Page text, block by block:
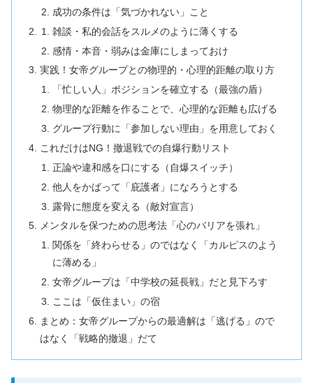
成功の条件は「気づかれない」こと
雑談・私的会話をスルメのように薄くする
感情・本音・弱みは金庫にしまっておけ
実践！女帝グループとの物理的・心理的距離の取り方
「忙しい人」ポジションを確立する（最強の盾）
物理的な距離を作ることで、心理的な距離も広げる
グループ行動に「参加しない理由」を用意しておく
これだけはNG！撤退戦での自爆行動リスト
正論や違和感を口にする（自爆スイッチ）
他人をかばって「庇護者」になろうとする
露骨に態度を変える（敵対宣言）
メンタルを保つための思考法「心のバリアを張れ」
関係を「終わらせる」のではなく「カルピスのよう
に薄める」
女帝グループは「中学校の延長戦」だと見下ろす
ここは「仮住まい」の宿
まとめ：女帝グループからの最適解は「逃げる」ので
はなく「戦略的撤退」だて